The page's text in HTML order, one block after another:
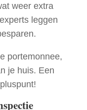
weer extra
leggen
portemonnee,
je huis. Een